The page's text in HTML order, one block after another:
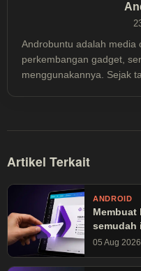
Androbuntu adalah media
perkembangan gadget,
menggunakannya. Sejak
Artikel Terkait
ANDROID
Membuat
semudah
05 Aug 2026